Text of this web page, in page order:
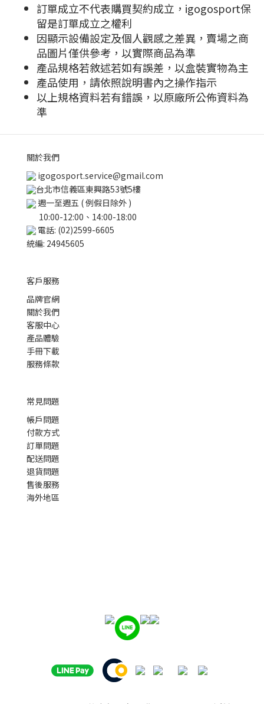
訂單成立不代表購買契約成立，igogosport保
留是訂單成立之權利
因顯示設備設定及個人觀感之差異，賣場之商
品圖片僅供參考，以實際商品為準
產品規格若敘述若如有誤差，以盒裝實物為主
產品使用，請依照說明書內之操作指示
以上規格資料若有錯誤，以原廠所公佈資料為
準
關於我們
igogosport.service@gmail.com
台北市信義區東興路53號5樓
週一至週五 ( 例假日除外 )
10:00-12:00、14:00-18:00
電話: (02)2599-6605
統編: 24945605
客戶服務
品牌官網
關於我們
客服中心
產品體驗
手冊下載
服務條款
常見問題
帳戶問題
付款方式
訂單問題
配送問題
退貨問題
售後服務
海外地區